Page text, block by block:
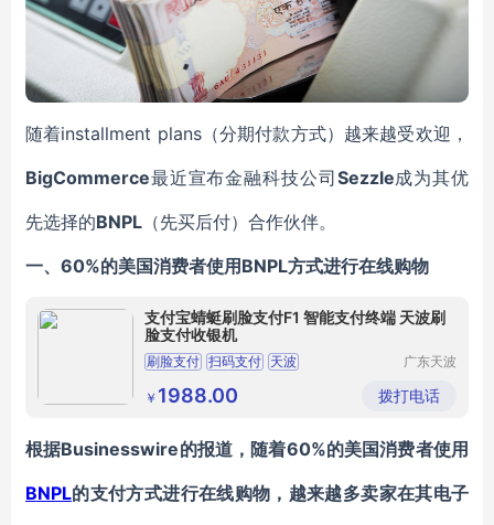
随着installment plans（分期付款方式）越来越受欢迎，
BigCommerce最近宣布金融科技公司Sezzle成为其优
先选择的BNPL （先买后付）合作伙伴。
一、 60%的美国消费者使用BNPL方式进行在线购物
支付宝蜻蜓刷脸支付F1 智能支付终端 天波刷
脸支付收银机
刷脸支付 扫码支付 天波
小型商超收银机
广东天波
有限公司
￥ 1988.00 拨打电话
根据Businesswire的报道，随着60%的美国消费者使用
BNPL的支付方式进行在线购物，越来越多卖家在其电子